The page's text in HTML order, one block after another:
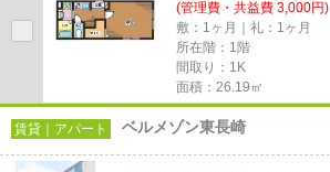
(管理費・共益費 3,000円)
敷：1ヶ月｜礼：1ヶ月
所在階：1階
間取り：1K
面積：26.19㎡
賃貸｜アパート ベルメゾン東長崎